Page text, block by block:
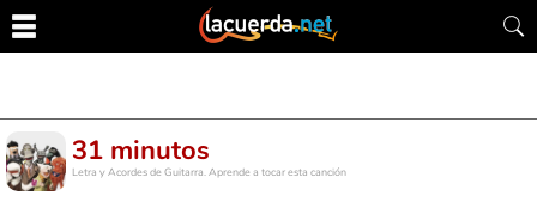
31 minutos
Letra y Acordes de Guitarra. Aprende a tocar esta canción